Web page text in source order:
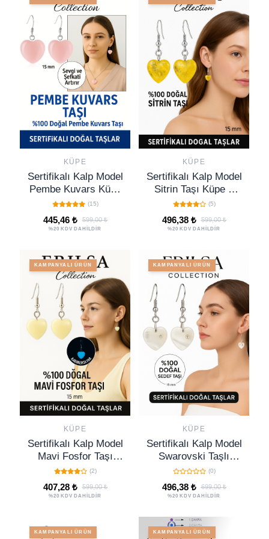
KÜPE
Sertifikalı Kalp Model
Pembe Kuvars Küpe
– Sevgi, Şefkat ve
Duygusal Uyum Taşı
(15)
445,46 ₺ 599,00 ₺
%20 KDV DAHİLDİR
KÜPE
Sertifikalı Kalp Model
Sitrin Taşı Küpe –
Neşe, Bolluk ve
Pozitif Enerji Taşı
(5)
496,38 ₺ 599,00 ₺
%20 KDV DAHİLDİR
KAMPANYALI ÜRÜN
KÜPE
Sertifikalı Kalp Model
Mavi Fosfor Taşı
Küpe – Parlayan
Enerji ve Ruhsal
Canlılık Taşı
(2)
407,28 ₺ 599,00 ₺
%20 KDV DAHİLDİR
KAMPANYALI ÜRÜN
KÜPE
Sertifikalı Kalp Model
Swarovski Taşlı
Sedef Küpe – Zarafet
ve Duygusal Uyum
Taşı
(0)
496,38 ₺ 699,00 ₺
%20 KDV DAHİLDİR
KAMPANYALI ÜRÜN KAMPANYALI ÜRÜN